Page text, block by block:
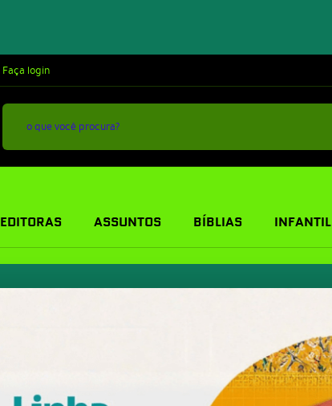
Faça login
EDITORAS ASSUNTOS BÍBLIAS INFANTIL